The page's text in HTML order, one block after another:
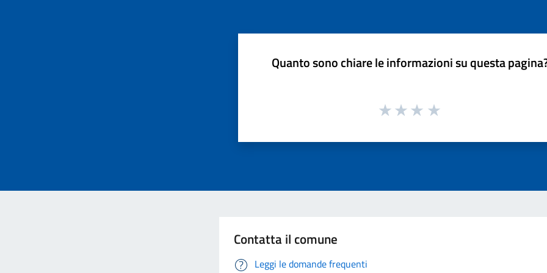
Quanto sono chiare le informazioni su questa
Contatta il comune
Leggi le domande frequenti